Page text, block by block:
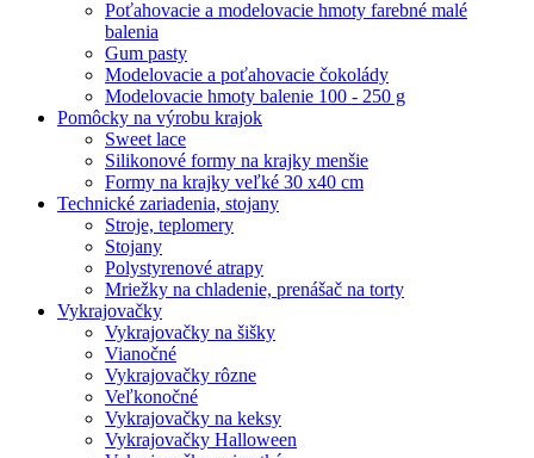
Poťahovacie a modelovacie hmoty farebné malé
balenia
Gum pasty
Modelovacie a poťahovacie čokolády
Modelovacie hmoty balenie 100 - 250 g
Pomôcky na výrobu krajok
Sweet lace
Silikonové formy na krajky menšie
Formy na krajky veľké 30 x40 cm
Technické zariadenia, stojany
Stroje, teplomery
Stojany
Polystyrenové atrapy
Mriežky na chladenie, prenášač na torty
Vykrajovačky
Vykrajovačky na šišky
Vianočné
Vykrajovačky rôzne
Veľkonočné
Vykrajovačky na keksy
Vykrajovačky Halloween